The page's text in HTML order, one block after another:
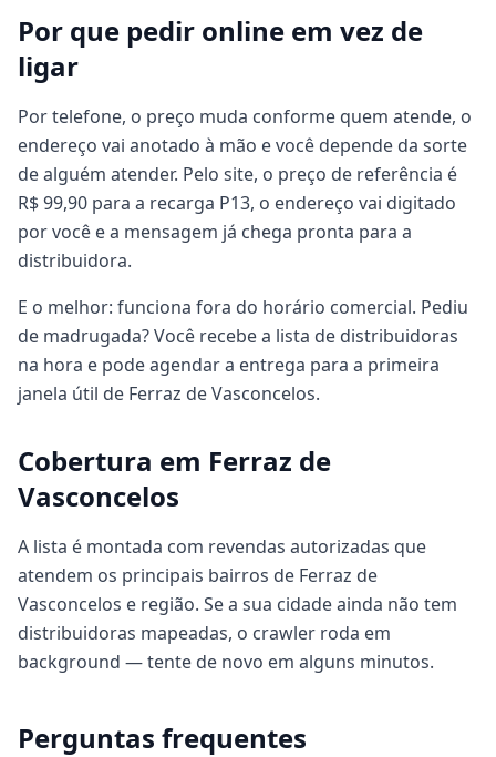
Por que pedir online em vez de
ligar
Por telefone, o preço muda conforme quem atende, o
endereço vai anotado à mão e você depende da sorte
de alguém atender. Pelo site, o preço de referência é
R$ 99,90 para a recarga P13, o endereço vai digitado
por você e a mensagem já chega pronta para a
distribuidora.
E o melhor: funciona fora do horário comercial. Pediu
de madrugada? Você recebe a lista de distribuidoras
na hora e pode agendar a entrega para a primeira
janela útil de Ferraz de Vasconcelos.
Cobertura em Ferraz de
Vasconcelos
A lista é montada com revendas autorizadas que
atendem os principais bairros de Ferraz de
Vasconcelos e região. Se a sua cidade ainda não tem
distribuidoras mapeadas, o crawler roda em
background — tente de novo em alguns minutos.
Perguntas frequentes